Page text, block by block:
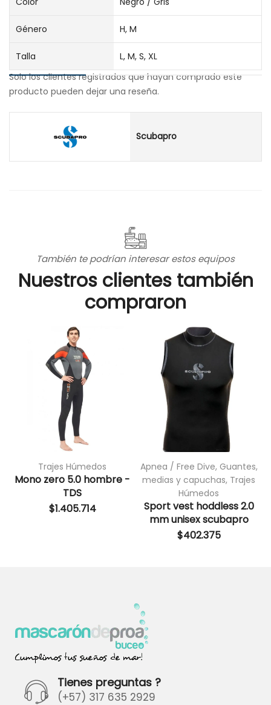
Género H, M
Talla
L, M, S, XL
Solo los clientes registrados que hayan comprado este
producto pueden dejar una reseña.
Scubapro
También te podrían interesar estos equipos
Nuestros clientes también
compraron
Trajes Húmedos
Mono zero 5.0 hombre -
TDS
$1.405.714
Apnea / Free Dive, Guantes,
medias y capuchas, Trajes
Húmedos
Sport vest hoddless 2.0
mm unisex scubapro
$402.375
Tienes preguntas ?
(+57) 317 635 2929